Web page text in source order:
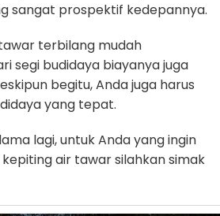
sangat prospektif kedepannya.
terbilang mudah
segi budidaya biayanya juga
begitu, Anda juga harus
yang tepat.
lagi, untuk Anda yang ingin
air tawar silahkan simak